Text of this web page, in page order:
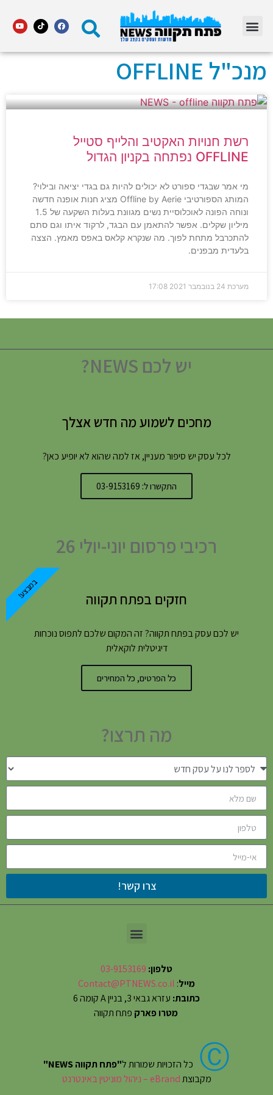
מנכ"ל OFFLINE
רשת חנויות האקטיב והלייף סטייל
OFFLINE נפתחה בקניון הגדול
מי אמר שבגדי ספורט לא יכולים להיות גם בגדי יציאה ובילוי?
המותג הספורטיבי Offline by Aerie מציג חנות אופנה חדשה
ונוחה הפונה לאוכלוסיית נשים מגוונת בעלות השקעה של 1.5
מיליון שקלים. אפשר להתאמן עם הבגד, לרקוד איתו וגם סתם
להתכרבל מתחת לפוך. מה שנקרא קלאס באפס מאמץ. הצצה
בלעדית מבפנים.
מערכת 24 בנובמבר 2021 17:08
יש לכם NEWS?
מחכים לשמוע מה חדש אצלך
לכל עסק יש סיפור מעניין, אז למה שהוא לא יופיע כאן?
התקשרו ל: 03-9153169
רכיבי פרסום יוני-יולי 26
חזקים בפתח תקווה
יש לכם עסק בפתח תקווה? זה המקום שלכם לתפוס נוכחות
דיגיטלית לוקאלית
כל הפרטים, כל המחירים
במבצע!
מה תרצו?
צרו קשר!
טלפון: 03-9153169
מייל:
Contact@PTNEWS.co.il
כתובת: עזרא גבאי 3, בניין A קומה 6
מטרו פארק פתח תקווה
Ⓒ כל הזכויות שמורות ל"פתח תקווה NEWS"
מקבוצתeBrand – ניהול מוניטין באינטרנט